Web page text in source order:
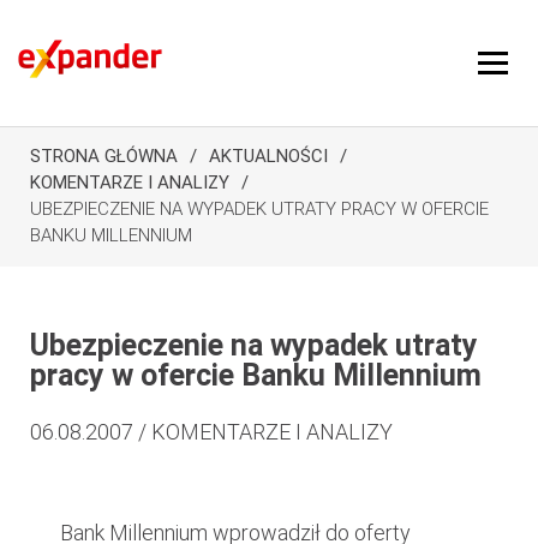
STRONA GŁÓWNA
AKTUALNOŚCI
KOMENTARZE I ANALIZY
UBEZPIECZENIE NA WYPADEK UTRATY PRACY W OFERCIE
BANKU MILLENNIUM
Ubezpieczenie na wypadek utraty
pracy w ofercie Banku Millennium
06.08.2007 / KOMENTARZE I ANALIZY
Bank Millennium wprowadził do oferty